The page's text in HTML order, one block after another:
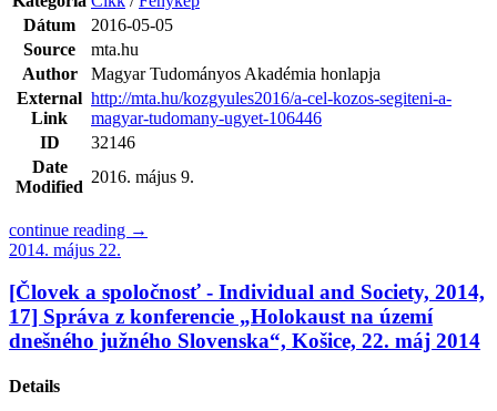
Dátum
2016-05-05
Source
mta.hu
Author
Magyar Tudományos Akadémia honlapja
External
Link
http://mta.hu/kozgyules2016/a-cel-kozos-segiteni-a-
magyar-tudomany-ugyet-106446
ID
32146
Date
Modified
2016. május 9.
continue reading →
2014. május 22.
[Človek a spoločnosť - Individual and Society, 2014,
17] Správa z konferencie „Holokaust na území
dnešného južného Slovenska“, Košice, 22. máj 2014
Details